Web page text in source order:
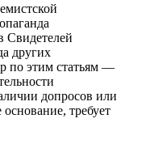
Свидетелей
других
по этим статьям —
допросов или
требует